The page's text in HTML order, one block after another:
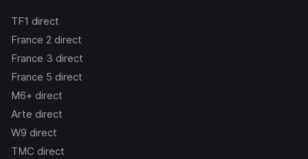
TF1 direct
France 2 direct
France 3 direct
France 5 direct
M6+ direct
Arte direct
W9 direct
TMC direct